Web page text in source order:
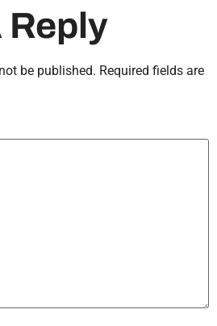
Reply
be published. Required fields are